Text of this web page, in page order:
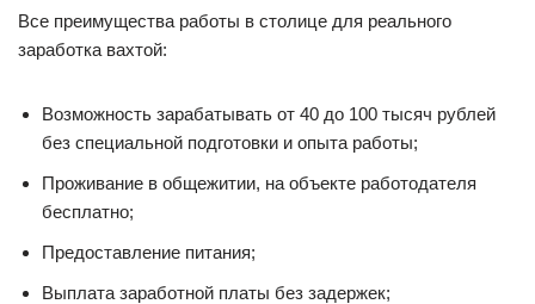
Все преимущества работы в столице для реального
заработка вахтой:
Возможность зарабатывать от 40 до 100 тысяч рублей
без специальной подготовки и опыта работы;
Проживание в общежитии, на объекте работодателя
бесплатно;
Предоставление питания;
Выплата заработной платы без задержек;